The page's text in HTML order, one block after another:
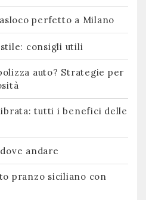
perfetto a Milano
consigli utili
auto? Strategie per
tutti i benefici delle
andare
pranzo siciliano con